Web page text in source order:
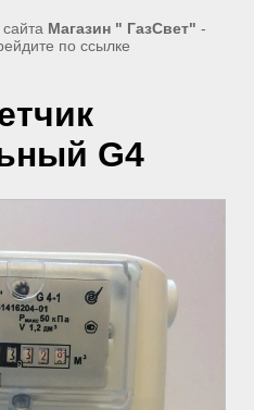
Магазин " ГазСвет" -
по ссылке
G4